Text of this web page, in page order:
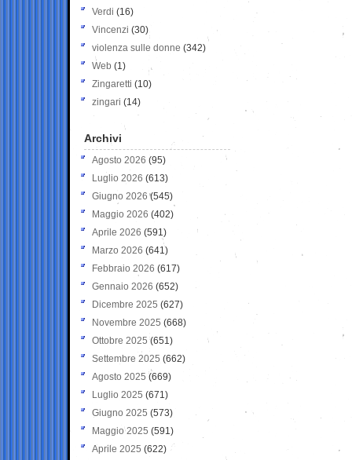
Verdi (16)
Vincenzi (30)
violenza sulle donne (342)
Web (1)
Zingaretti (10)
zingari (14)
Archivi
Agosto 2026 (95)
Luglio 2026 (613)
Giugno 2026 (545)
Maggio 2026 (402)
Aprile 2026 (591)
Marzo 2026 (641)
Febbraio 2026 (617)
Gennaio 2026 (652)
Dicembre 2025 (627)
Novembre 2025 (668)
Ottobre 2025 (651)
Settembre 2025 (662)
Agosto 2025 (669)
Luglio 2025 (671)
Giugno 2025 (573)
Maggio 2025 (591)
Aprile 2025 (622)